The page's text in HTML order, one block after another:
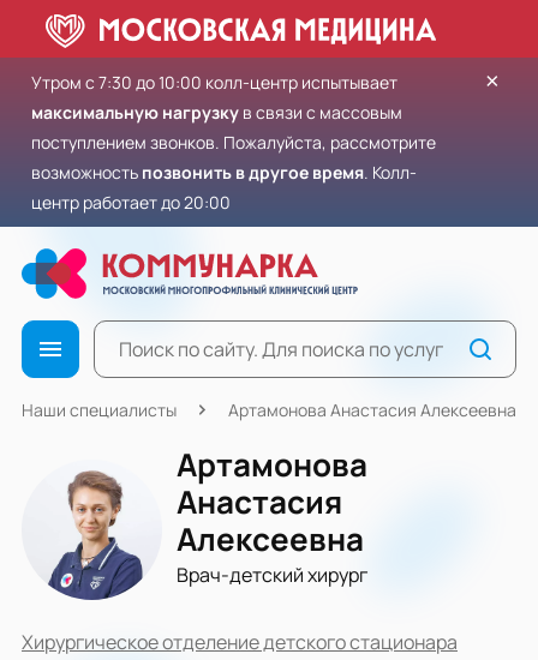
Утром с 7:30 до 10:00 колл-центр испытывает
максимальную нагрузку в связи с массовым
поступлением звонков. Пожалуйста, рассмотрите
возможность позвонить в другое время. Колл-
центр работает до 20:00
×
Наши специалисты Артамонова Анастасия Алексеевна
Артамонова
Анастасия
Алексеевна
Врач-детский хирург
Хирургическое отделение детского стационара